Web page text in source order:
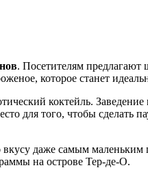
. Посетителям предлагают
которое станет
коктейль.
для того, чтобы сделать
даже самым маленьким
на острове Тер-де-О.